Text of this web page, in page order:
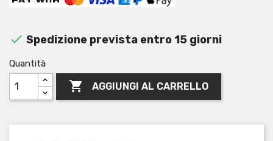
 Spedizione prevista entro 15 giorni
Quantità
 AGGIUNGI AL CARRELLO